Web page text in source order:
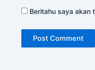
Beritahu saya akan